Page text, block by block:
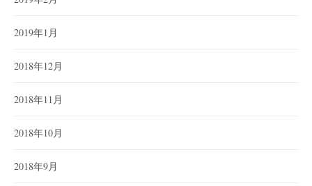
2019年1月
2018年12月
2018年11月
2018年10月
2018年9月